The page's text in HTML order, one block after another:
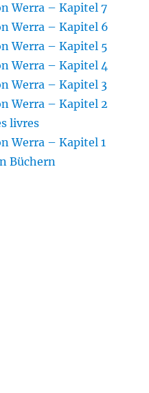
Werra – Kapitel 7
Werra – Kapitel 6
Werra – Kapitel 5
Werra – Kapitel 4
Werra – Kapitel 3
Werra – Kapitel 2
livres
Werra – Kapitel 1
Büchern